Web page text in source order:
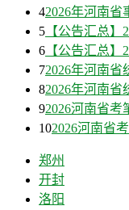
42026年河南省
5 【公告汇总
6 【公告汇总
72026年河南
82026年河南省
92026河南省考
102026河南省
郑州
开封
洛阳